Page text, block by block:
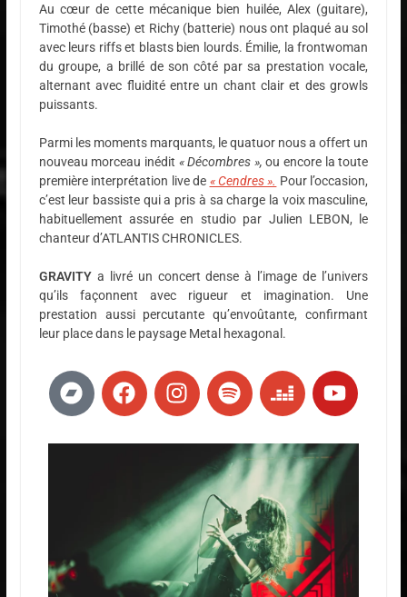
Au cœur de cette mécanique bien huilée, Alex (guitare),
Timothé (basse) et Richy (batterie) nous ont plaqué au sol
avec leurs riffs et blasts bien lourds. Émilie, la frontwoman
du groupe, a brillé de son côté par sa prestation vocale,
alternant avec fluidité entre un chant clair et des growls
puissants.
Parmi les moments marquants, le quatuor nous a offert un
nouveau morceau inédit « Décombres », ou encore la toute
première interprétation live de « Cendres ». Pour l’occasion,
c’est leur bassiste qui a pris à sa charge la voix masculine,
habituellement assurée en studio par Julien LEBON, le
chanteur d’ATLANTIS CHRONICLES.
GRAVITYa livré un concert dense à l’image de l’univers
qu’ils façonnent avec rigueur et imagination. Une
prestation aussi percutante qu’envoûtante, confirmant
leur place dans le paysage Metal hexagonal.